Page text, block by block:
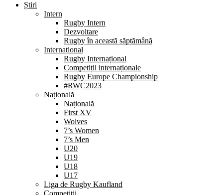
Știri
Intern
Rugby Intern
Dezvoltare
Rugby în această săptămână
Internațional
Rugby Internațional
Competiții internaționale
Rugby Europe Championship
#RWC2023
Națională
Națională
First XV
Wolves
7’s Women
7’s Men
U20
U19
U18
U17
Liga de Rugby Kaufland
Competiții